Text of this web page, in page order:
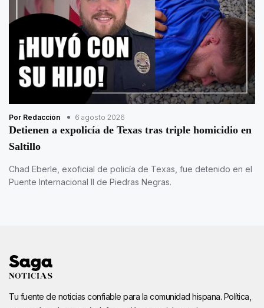
Por Redacción 6 agosto 2026
Detienen a expolicía de Texas tras triple homicidio en
Saltillo
Chad Eberle, exoficial de policía de Texas, fue detenido en el
Puente Internacional II de Piedras Negras.
Tu fuente de noticias confiable para la comunidad hispana. Política,